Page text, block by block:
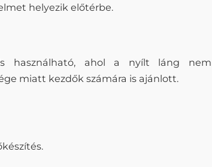
helyezik előtérbe.
használható, ahol a nyílt láng nem
miatt kezdők számára is ajánlott.